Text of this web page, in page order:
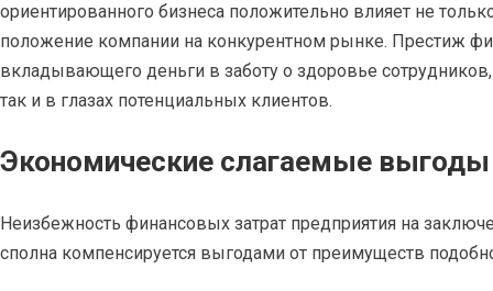
ориентированного бизнеса положительно влияет не
положение компании на конкурентном рынке. Престиж
вкладывающего деньги в заботу о здоровье сотрудников,
так и в глазах потенциальных клиентов.
Экономические слагаемые выгоды
Неизбежность финансовых затрат предприятия на
сполна компенсируется выгодами от преимуществ